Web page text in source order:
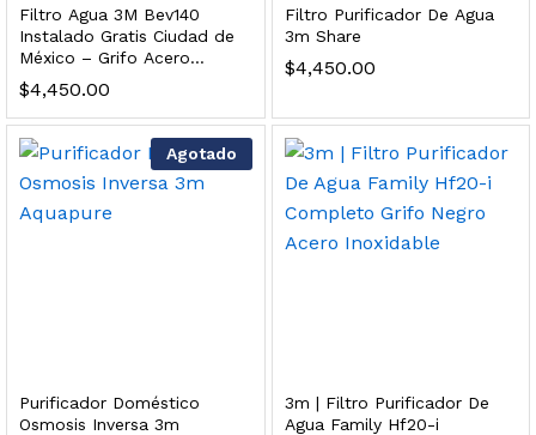
Filtro Agua 3M Bev140
Instalado Gratis Ciudad de
México – Grifo Acero
Inoxidable
$4,450.00
Filtro Purificador De Agua
3m Share
$4,450.00
Agotado
Purificador Doméstico
Osmosis Inversa 3m
3m | Filtro Purificador De
Agua Family Hf20-i
al carrito
Esterilizador UV 25 Watts 4 Pines
999.00
2,899.00